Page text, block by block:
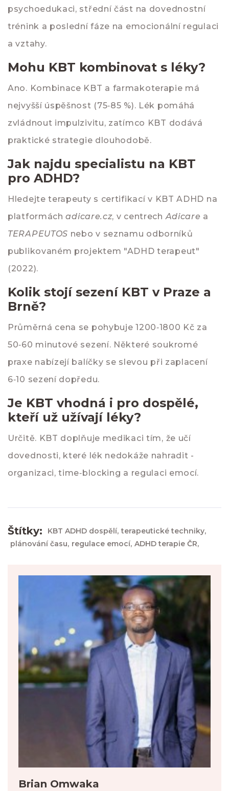
psychoedukaci, střední část na dovednostní
trénink a poslední fáze na emocionální regulaci
a vztahy.
Mohu KBT kombinovat s léky?
Ano. Kombinace KBT a farmakoterapie má
nejvyšší úspěšnost (75‑85 %). Lék pomáhá
zvládnout impulzivitu, zatímco KBT dodává
praktické strategie dlouhodobě.
Jak najdu specialistu na KBT
pro ADHD?
Hledejte terapeuty s certifikací v KBT ADHD na
platformáchadicare.cz, v centrechAdicare a
TERAPEUTOS nebo v seznamu odborníků
publikovaném projektem "ADHD terapeut"
(2022).
Kolik stojí sezení KBT v Praze a
Brně?
Průměrná cena se pohybuje 1200‑1800 Kč za
50‑60 minutové sezení. Některé soukromé
praxe nabízejí balíčky se slevou při zaplacení
6‑10 sezení dopředu.
Je KBT vhodná i pro dospělé,
kteří už užívají léky?
Určitě. KBT doplňuje medikaci tím, že učí
dovednosti, které lék nedokáže nahradit -
organizaci, time‑blocking a regulaci emocí.
Štítky: KBT ADHD dospělí, terapeutické techniky,
plánování času, regulace emocí, ADHD terapie ČR,
Brian Omwaka